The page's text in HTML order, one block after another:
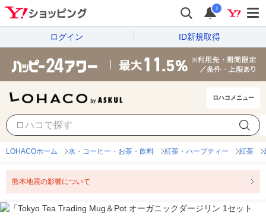
i
ログイン ID新規取得
ロハコメニュー
LOHACOホーム 水・コーヒー・お茶・飲料 紅茶・ハーブティー 紅茶
熊本地震の影響について